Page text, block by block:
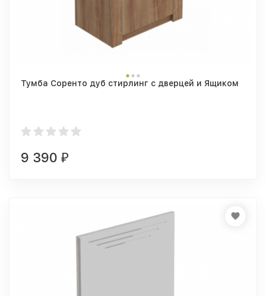
Тумба Соренто дуб стирлинг с дверцей и Ящиком
9 390 ₽